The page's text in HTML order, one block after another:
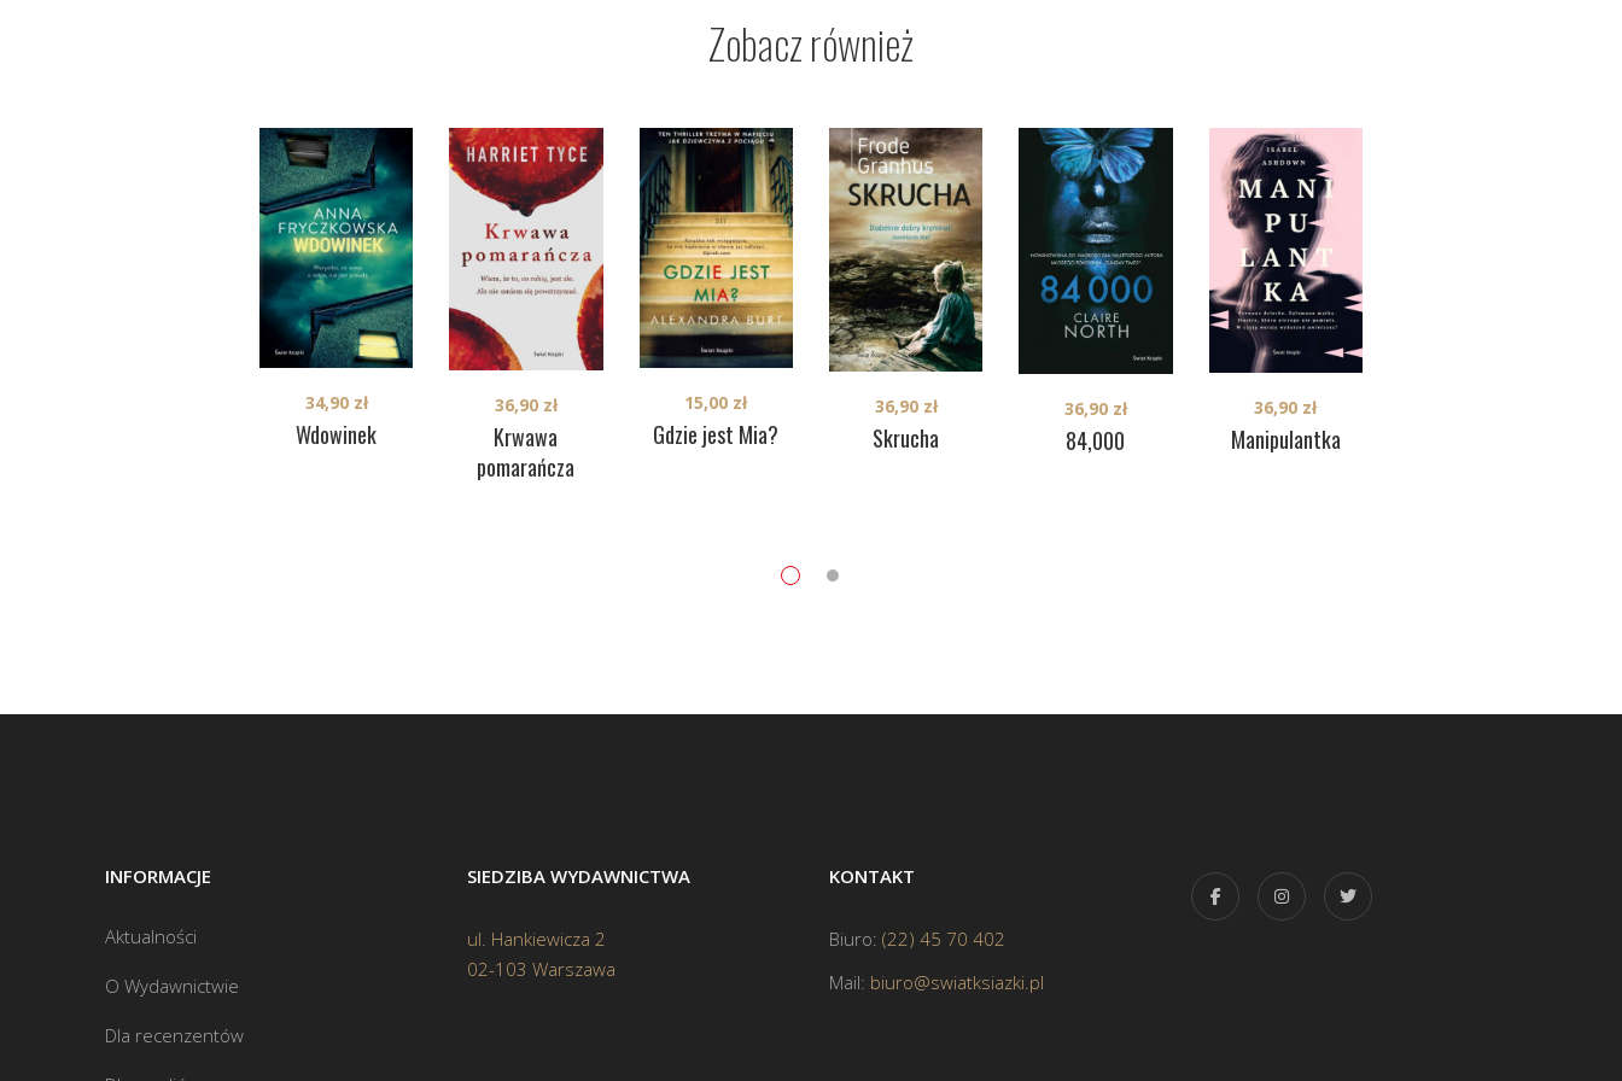
Zobacz również
Wdowinek
34,90 zł
Krwawa
pomarańcza
36,90 zł
Gdzie jest Mia?
15,00 zł
Skrucha
36,90 zł
84,000
36,90 zł
Manipulantka
36,90 zł
INFORMACJE
Aktualności
O Wydawnictwie
Dla recenzentów
SIEDZIBA WYDAWNICTWA
ul. Hankiewicza 2
02-103 Warszawa
KONTAKT
Biuro: (22) 45 70 402
Mail: biuro@swiatksiazki.pl